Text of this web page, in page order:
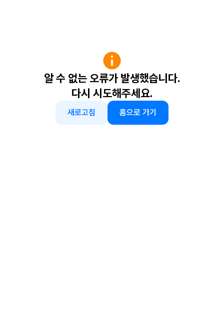
알 수 없는 오류가 발생했습니다.
다시 시도해주세요.
새로고침 홈으로 가기